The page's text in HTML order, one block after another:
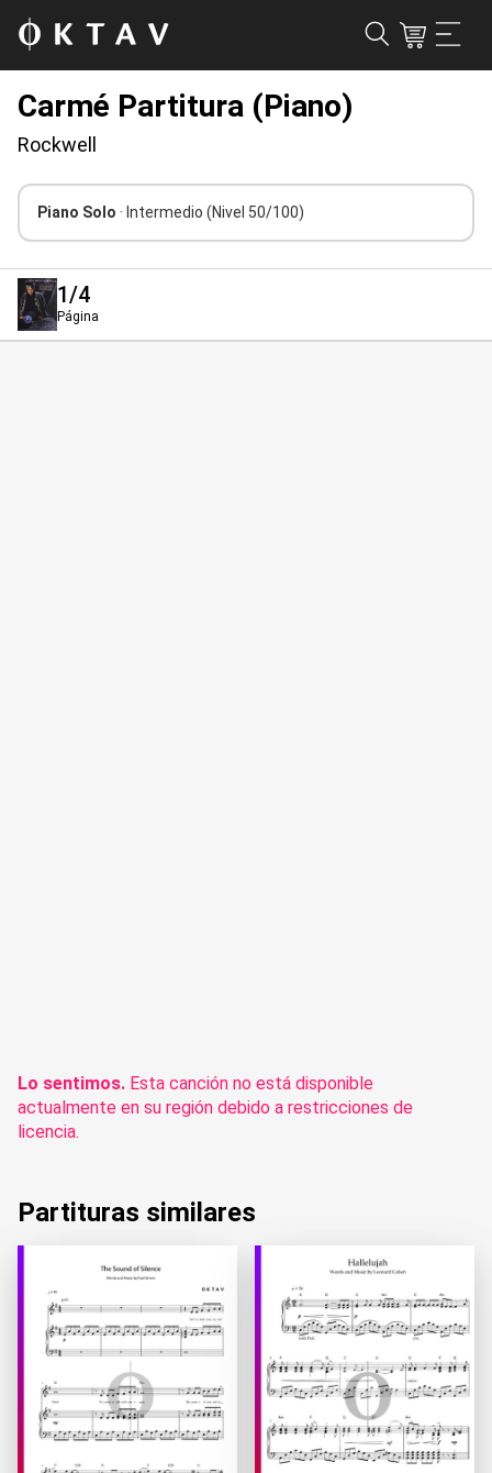
Carmé Partitura (Piano)
Rockwell
Piano Solo · Intermedio (Nivel 50/100)
1/4
Página
Lo sentimos. Esta canción no está disponible
actualmente en su región debido a restricciones de
licencia.
Partituras similares